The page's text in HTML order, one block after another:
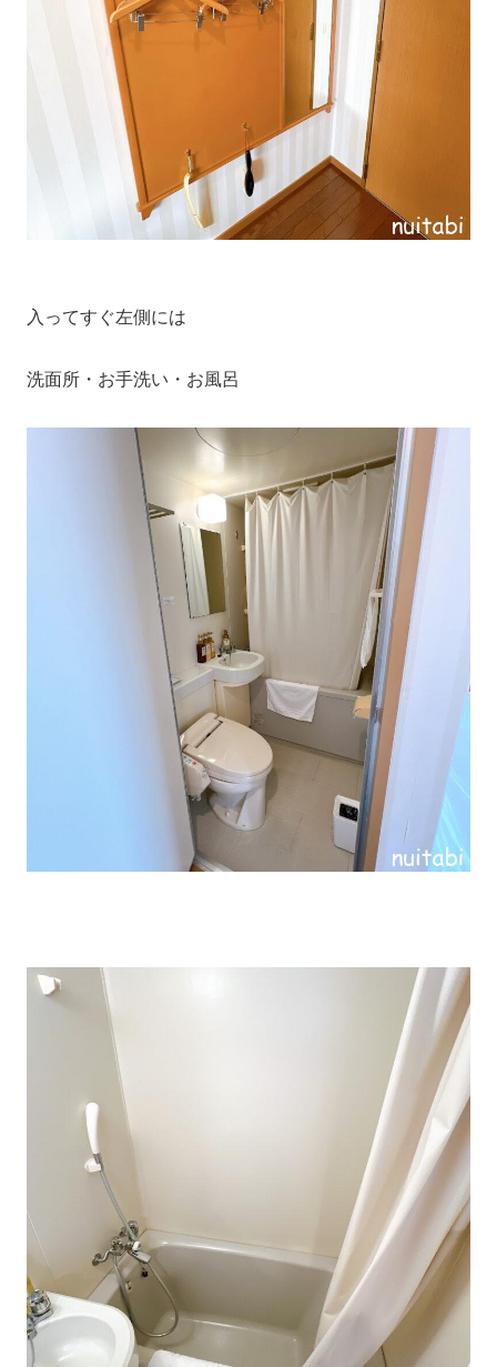
入ってすぐ左側には
洗面所・お手洗い・お風呂